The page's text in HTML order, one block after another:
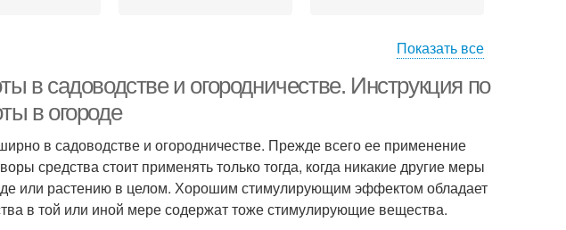
Раствор с янтарной
кислотой
Показать все
в садоводстве и огородничестве. Инструкция по
в огороде
в садоводстве и огородничестве. Прежде всего ее применение
средства стоит применять только тогда, когда никакие другие меры
или растению в целом. Хорошим стимулирующим эффектом обладает
в той или иной мере содержат тоже стимулирующие вещества.